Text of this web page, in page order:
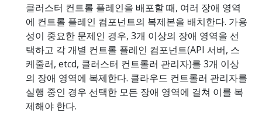
클러스터 컨트롤 플레인을 배포할 때, 여러 장애 영역
에 컨트롤 플레인 컴포넌트의 복제본을 배치한다. 가용
성이 중요한 문제인 경우, 3개 이상의 장애 영역을 선
택하고 각 개별 컨트롤 플레인 컴포넌트(API 서버, 스
케줄러, etcd, 클러스터 컨트롤러 관리자)를 3개 이상
의 장애 영역에 복제한다. 클라우드 컨트롤러 관리자를
실행 중인 경우 선택한 모든 장애 영역에 걸쳐 이를 복
제해야 한다.